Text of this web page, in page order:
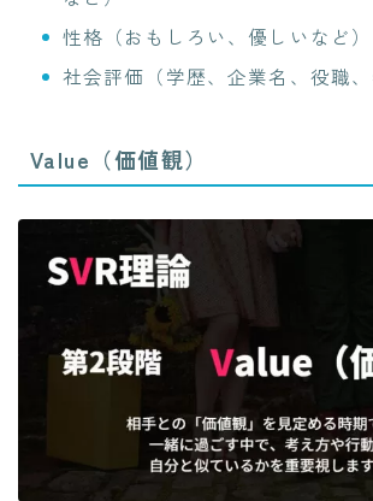
性格（おもしろい、優しいなど）
社会評価（学歴、企業名、役職、
Value（価値観）